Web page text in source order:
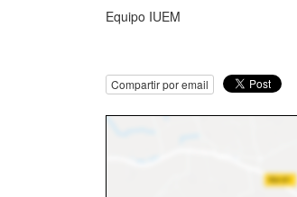
Equipo IUEM
Compartir por email